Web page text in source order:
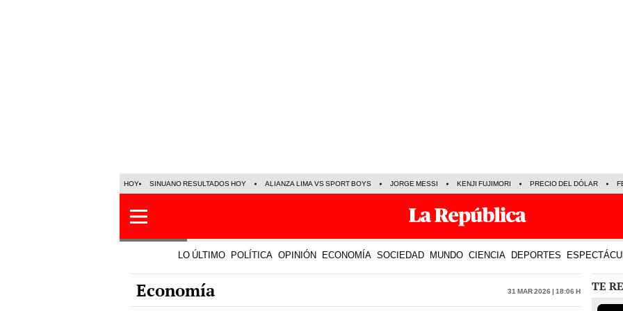
HOY SINUANO RESULTADOS HOY ALIANZA LIMA VS SPORT BOYS JORGE MESSI KENJI FUJIMORI PRECIO DEL DÓLAR
LO ÚLTIMO POLÍTICA OPINIÓN ECONOMÍA SOCIEDAD MUNDO CIENCIA DEPORTES
Economía 31 Mar 2026 | 18:06 h TE